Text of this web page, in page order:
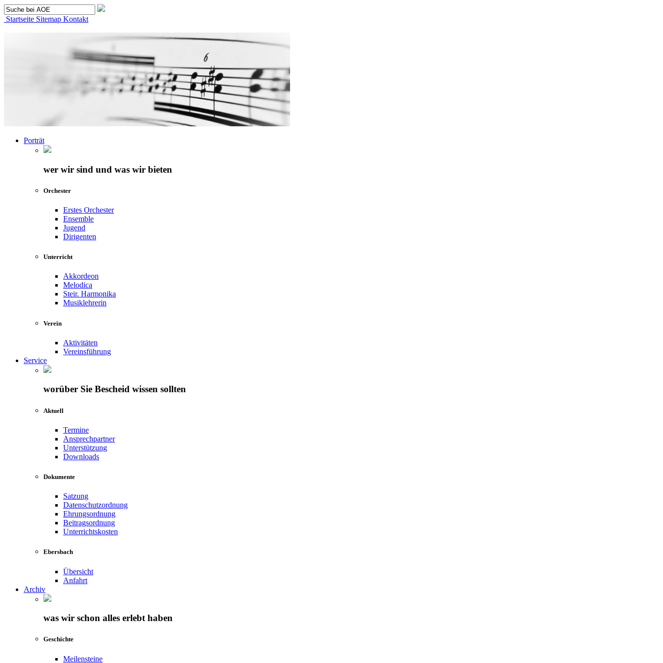
Startseite Sitemap Kontakt
Porträt
wer wir sind und was wir bieten
Orchester
Erstes Orchester
Ensemble
Jugend
Dirigenten
Unterricht
Akkordeon
Melodica
Steir. Harmonika
Musiklehrerin
Verein
Aktivitäten
Vereinsführung
Service
worüber Sie Bescheid wissen sollten
Aktuell
Termine
Ansprechpartner
Unterstützung
Downloads
Dokumente
Satzung
Datenschutzordnung
Ehrungsordnung
Beitragsordnung
Unterrichtskosten
Ebersbach
Übersicht
Anfahrt
Archiv
was wir schon alles erlebt haben
Geschichte
Meilensteine